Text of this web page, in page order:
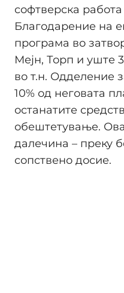
софтверска
Благодарение на
програма во
Мејн, Торп и уште
во т.н. Одделение
10% од неговата
останатите
обештетување.
далечина – преку
сопствено досие.